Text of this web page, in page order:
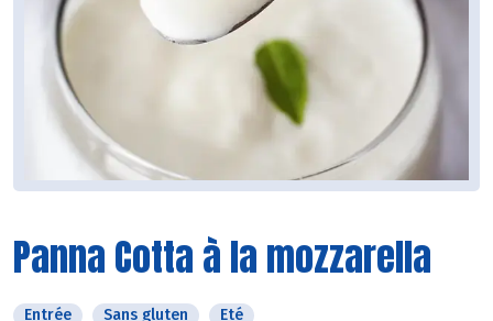
Panna Cotta à la mozzarella
Entrée Sans gluten Eté